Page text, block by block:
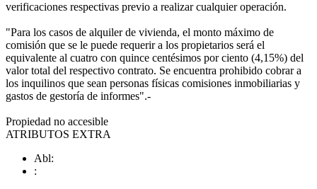
verificaciones respectivas previo a realizar cualquier operación.
"Para los casos de alquiler de vivienda, el monto máximo de
comisión que se le puede requerir a los propietarios será el
equivalente al cuatro con quince centésimos por ciento (4,15%) del
valor total del respectivo contrato. Se encuentra prohibido cobrar a
los inquilinos que sean personas físicas comisiones inmobiliarias y
gastos de gestoría de informes".-
Propiedad no accesible
ATRIBUTOS EXTRA
Abl:
: